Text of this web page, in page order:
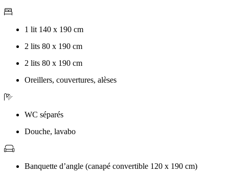
1 lit 140 x 190 cm
2 lits 80 x 190 cm
2 lits 80 x 190 cm
Oreillers, couvertures, alèses
WC séparés
Douche, lavabo
Banquette d’angle (canapé convertible 120 x 190 cm)